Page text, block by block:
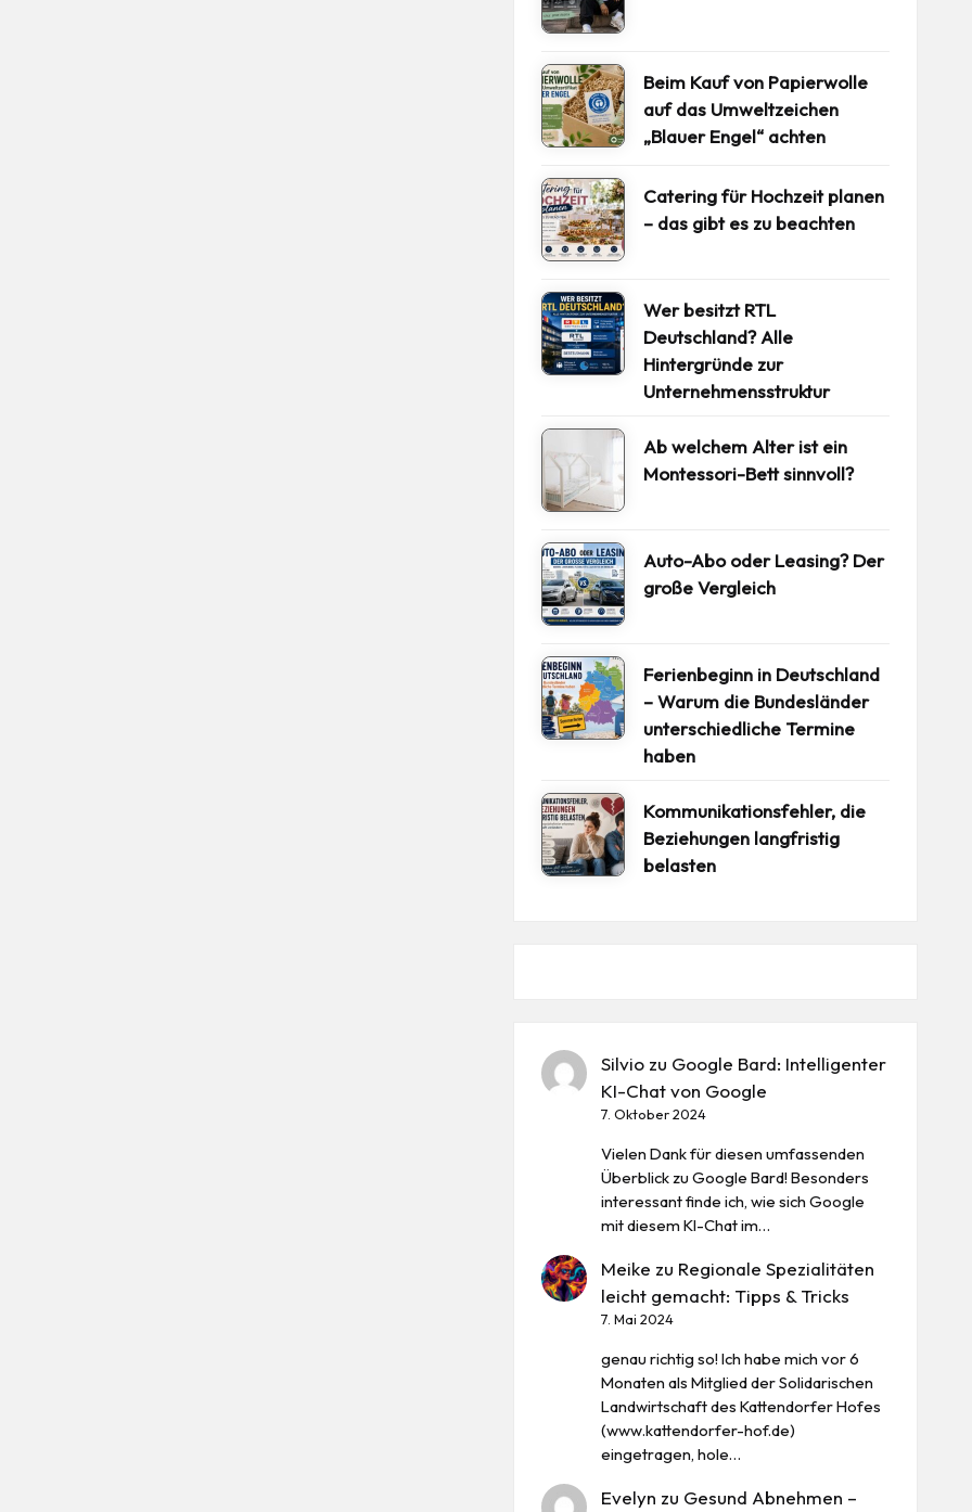
Beim Kauf von Papierwolle
auf das Umweltzeichen
„Blauer Engel“ achten
Catering für Hochzeit planen
– das gibt es zu beachten
Wer besitzt RTL
Deutschland? Alle
Hintergründe zur
Unternehmensstruktur
Ab welchem Alter ist ein
Montessori-Bett sinnvoll?
Auto-Abo oder Leasing? Der
große Vergleich
Ferienbeginn in Deutschland
– Warum die Bundesländer
unterschiedliche Termine
haben
Kommunikationsfehler, die
Beziehungen langfristig
belasten
Silvio zu Google Bard: Intelligenter
KI-Chat von Google
7. Oktober 2024
Vielen Dank für diesen umfassenden
Überblick zu Google Bard! Besonders
interessant finde ich, wie sich Google
mit diesem KI-Chat im…
Meike zu Regionale Spezialitäten
leicht gemacht: Tipps & Tricks
7. Mai 2024
genau richtig so! Ich habe mich vor 6
Monaten als Mitglied der Solidarischen
Landwirtschaft des Kattendorfer Hofes
(www.kattendorfer-hof.de)
eingetragen, hole…
Evelyn zu Gesund Abnehmen –